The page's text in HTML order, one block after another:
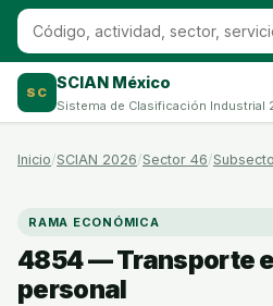
SC
SCIAN México
Sistema de Clasificación Industrial
Inicio SCIAN 2026 Sector 46
RAMA ECONÓMICA
4854 — Transporte
personal